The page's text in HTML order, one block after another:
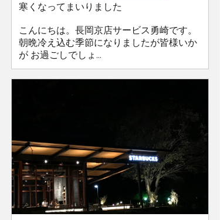
寒くなってまいりました
こんにちは。長岡京店サービス勇崎です。
朝晩冷え込む季節になりましたが皆様いか
が お過ごしでしょ...